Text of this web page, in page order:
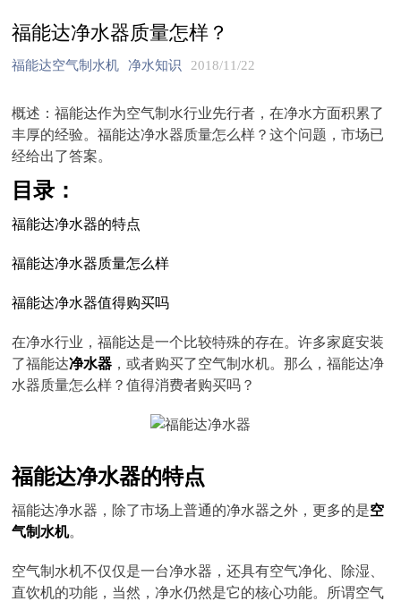
福能达净水器质量怎样？
福能达空气制水机 净水知识 2018/11/22
概述：福能达作为空气制水行业先行者，在净水方面积累了
丰厚的经验。福能达净水器质量怎么样？这个问题，市场已
经给出了答案。
目录：
福能达净水器的特点
福能达净水器质量怎么样
福能达净水器值得购买吗
在净水行业，福能达是一个比较特殊的存在。许多家庭安装
了福能达净水器 ，或者购买了空气制水机。那么，福能达净
水器质量怎么样？值得消费者购买吗？
福能达净水器的特点
福能达净水器，除了市场上普通的净水器之外，更多的是空
气制水机。
空气制水机不仅仅是一台净水器，还具有空气净化、除湿、
直饮机的功能，当然，净水仍然是它的核心功能。所谓空气